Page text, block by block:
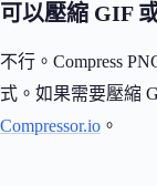
可以壓縮 GIF
不行。Compress
式。如果需要壓縮
Compressor.io 。